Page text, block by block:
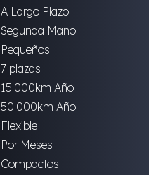
A Largo Plazo
Segunda Mano
Pequeños
7 plazas
15.000km Año
50.000km Año
Flexible
Por Meses
Compactos